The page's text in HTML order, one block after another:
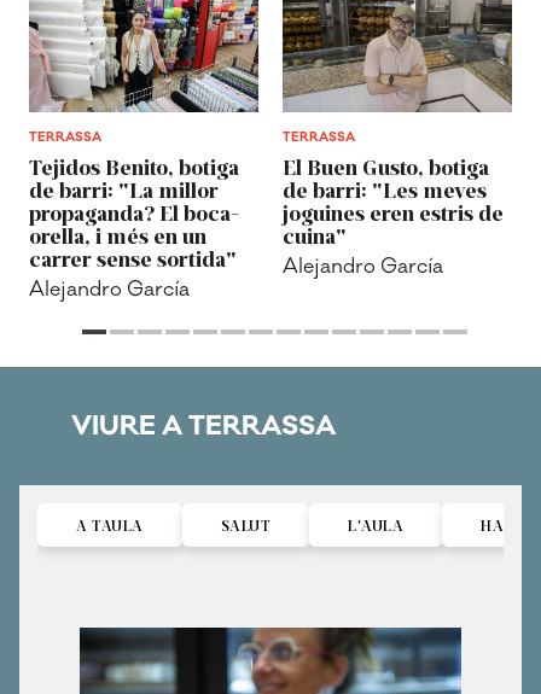
TERRASSA
Tejidos Benito, botiga
de barri: "La millor
propaganda? El boca-
orella, i més en un
carrer sense sortida"
Alejandro García
TERRASSA
El Buen Gusto, botiga
de barri: "Les meves
joguines eren estris de
cuina"
Alejandro García
VIURE A TERRASSA
A TAULA SALUT L'AULA